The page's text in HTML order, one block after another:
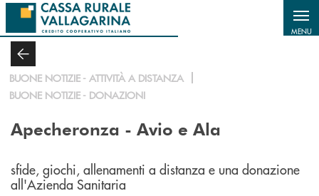
Salta al contenuto principale
MENU
BUONE NOTIZIE - ATTIVITÀ A DISTANZA
BUONE NOTIZIE - DONAZIONI
Apecheronza - Avio e Ala
sfide, giochi, allenamenti a distanza e una donazione
all'Azienda Sanitaria